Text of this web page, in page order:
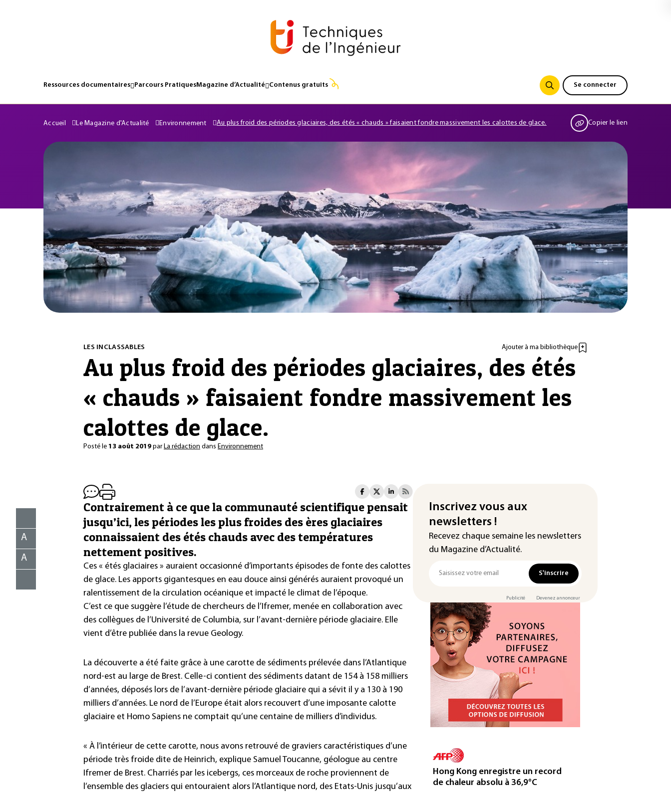
Ressources documentaires Parcours PratiquesMagazine d’Actualité Contenus gratuits Se connecter
Accueil Le Magazine d'Actualité Environnement Au plus froid des périodes glaciaires, des étés « chauds » faisaient fondre massivement les calottes de glace. Copier le lien
LES INCLASSABLES Ajouter à ma bibliothèque
Au plus froid des périodes glaciaires, des étés
« chauds » faisaient fondre massivement les
calottes de glace.
Posté le 13 août 2019 par La rédaction dans Environnement
A
A
Contrairement à ce que la communauté scientifique pensait
jusqu’ici, les périodes les plus froides des ères glaciaires
connaissaient des étés chauds avec des températures
nettement positives.
Ces « étés glaciaires » auraient occasionné d’importants épisodes de fonte des calottes
de glace. Les apports gigantesques en eau douce ainsi générés auraient provoqué un
ralentissement de la circulation océanique et impacté le climat de l’époque.
C’est ce que suggère l’étude de chercheurs de l’Ifremer, menée en collaboration avec
des collègues de l’Université de Columbia, sur l’avant-dernière période glaciaire. Elle
vient d’être publiée dans la revue Geology.
La découverte a été faite grâce à une carotte de sédiments prélevée dans l’Atlantique
nord-est au large de Brest. Celle-ci contient des sédiments datant de 154 à 158 milliers
d’années, déposés lors de l’avant-dernière période glaciaire qui a sévit il y a 130 à 190
milliers d’années. Le nord de l’Europe était alors recouvert d’une imposante calotte
glaciaire et Homo Sapiens ne comptait qu’une centaine de milliers d’individus.
« À l’intérieur de cette carotte, nous avons retrouvé de graviers caractéristiques d’une
période très froide dite de Heinrich, explique Samuel Toucanne, géologue au centre
Ifremer de Brest. Charriés par les icebergs, ces morceaux de roche proviennent de
l’ensemble des glaciers qui entouraient alors l’Atlantique nord, des Etats-Unis jusqu’aux
Inscrivez vous aux
newsletters !
Recevez chaque semaine les newsletters
du Magazine d’Actualité.
S'inscrire
Publicité Devenez annonceur
Hong Kong enregistre un record
de chaleur absolu à 36,9°C